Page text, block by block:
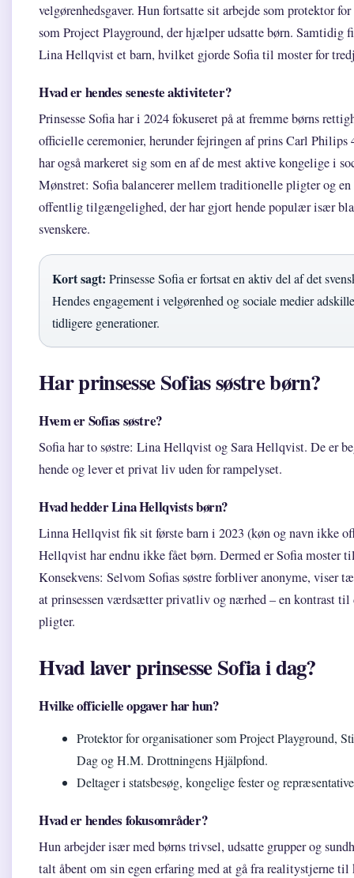
velgørenhedsgaver. Hun fortsatte sit arbejde som protektor
som Project Playground, der hjælper udsatte børn. Samtidig
Lina Hellqvist et barn, hvilket gjorde Sofia til moster for
Hvad er hendes seneste aktiviteter?
Prinsesse Sofia har i 2024 fokuseret på at fremme børns
officielle ceremonier, herunder fejringen af prins Carl Philips
har også markeret sig som en af de mest aktive kongelige i
Mønstret: Sofia balancerer mellem traditionelle pligter og en
offentlig tilgængelighed, der har gjort hende populær især
svenskere.
Kort sagt: Prinsesse Sofia er fortsat en aktiv del af det
Hendes engagement i velgørenhed og sociale medier
tidligere generationer.
Har prinsesse Sofias søstre børn?
Hvem er Sofias søstre?
Sofia har to søstre: Lina Hellqvist og Sara Hellqvist. De er
hende og lever et privat liv uden for rampelyset.
Hvad hedder Lina Hellqvists børn?
Linna Hellqvist fik sit første barn i 2023 (køn og navn ikke
Hellqvist har endnu ikke fået børn. Dermed er Sofia moster
Konsekvens: Selvom Sofias søstre forbliver anonyme, viser
at prinsessen værdsætter privatliv og nærhed – en kontrast til
pligter.
Hvad laver prinsesse Sofia i dag?
Hvilke officielle opgaver har hun?
Protektor for organisationer som Project Playground,
Dag og H.M. Drottningens Hjälpfond.
Deltager i statsbesøg, kongelige fester og
Hvad er hendes fokusområder?
Hun arbejder især med børns trivsel, udsatte grupper og
talt åbent om sin egen erfaring med at gå fra realitystjerne